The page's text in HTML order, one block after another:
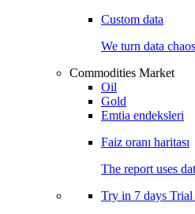
Custom data
We turn data
Commodities Market
Oil
Gold
Emtia endeksleri
Faiz oranı haritası
The report uses
Try in 7 days Trial